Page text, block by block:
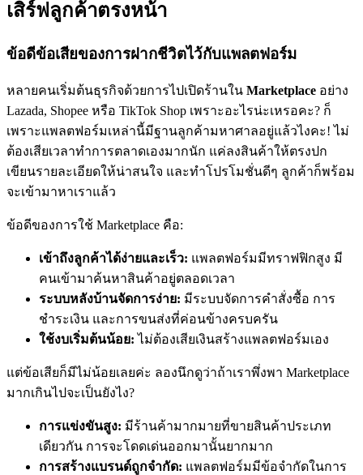
เสิร์ฟลูกค้าตรงหน้า
ข้อดีข้อเสียของการฝากชีวิตไว้กับแพลตฟอร์ม
หลายคนเริ่มต้นธุรกิจด้วยการไปเปิดร้านใน Marketplace อย่าง
Lazada, Shopee หรือ TikTok Shop เพราะอะไรน่ะเหรอคะ? ก็
เพราะแพลตฟอร์มเหล่านี้มีฐานลูกค้ามหาศาลอยู่แล้วไงคะ! ไม่
ต้องเสียเวลาทำการตลาดเองมากนัก แค่ลงสินค้าให้ตรงปก
เขียนรายละเอียดให้น่าสนใจ และทำโปรโมชั่นดีๆ ลูกค้าก็พร้อม
จะเข้ามาหาเราแล้ว
ข้อดีของการใช้ Marketplace คือ:
เข้าถึงลูกค้าได้ง่ายและเร็ว: แพลตฟอร์มมีทราฟฟิกสูง มี
คนเข้ามาค้นหาสินค้าอยู่ตลอดเวลา
ระบบหลังบ้านจัดการง่าย: มีระบบจัดการคำสั่งซื้อ การ
ชำระเงิน และการขนส่งที่ค่อนข้างครบครัน
ใช้งบเริ่มต้นน้อย: ไม่ต้องเสียเงินสร้างแพลตฟอร์มเอง
แต่ข้อเสียก็มีไม่น้อยเลยค่ะ ลองนึกดูว่าถ้าเราพึ่งพา Marketplace
มากเกินไปจะเป็นยังไง?
การแข่งขันสูง: มีร้านค้ามากมายที่ขายสินค้าประเภท
เดียวกัน การจะโดดเด่นออกมานั้นยากมาก
การสร้างแบรนด์ถูกจำกัด: แพลตฟอร์มมีข้อจำกัดในการ